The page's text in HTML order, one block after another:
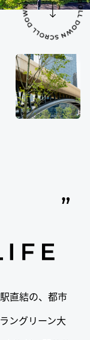
直結の、都市
ングリーン大